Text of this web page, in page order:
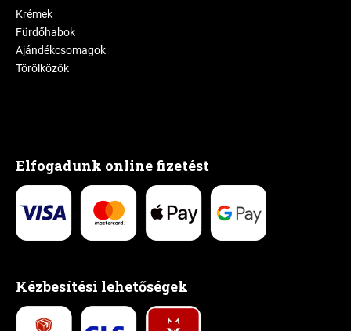
Krémek
Fürdőhabok
Ajándékcsomagok
Törölközők
Elfogadunk online fizetést
Kézbesítési lehetőségek